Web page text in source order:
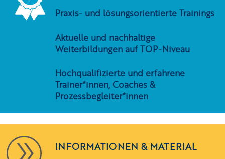
Praxis- und lösungsorientierte Trainings
Aktuelle und nachhaltige
Weiterbildungen auf TOP-Niveau
Hochqualifizierte und erfahrene
Trainer*innen, Coaches &
Prozessbegleiter*innen
INFORMATIONEN & MATERIAL